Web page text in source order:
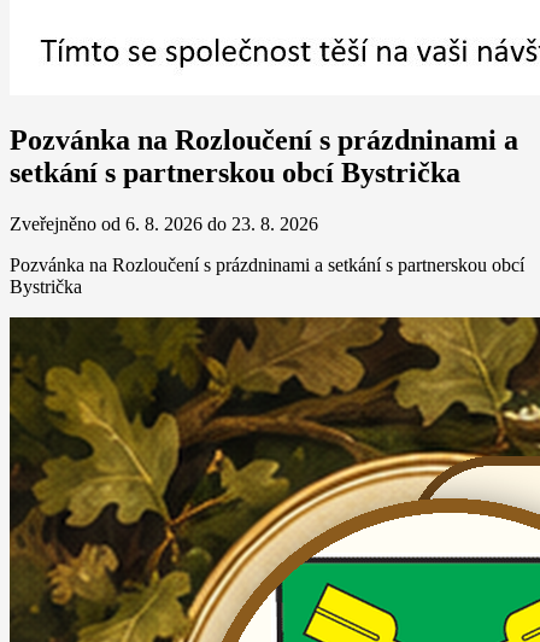
Pozvánka na Rozloučení s prázdninami a
setkání s partnerskou obcí Bystrička
Zveřejněno od 6. 8. 2026 do 23. 8. 2026
Pozvánka na Rozloučení s prázdninami a setkání s partnerskou obcí
Bystrička